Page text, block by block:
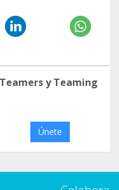
y Teaming
Únete